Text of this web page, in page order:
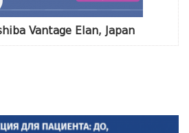
Vantage Elan, Japan